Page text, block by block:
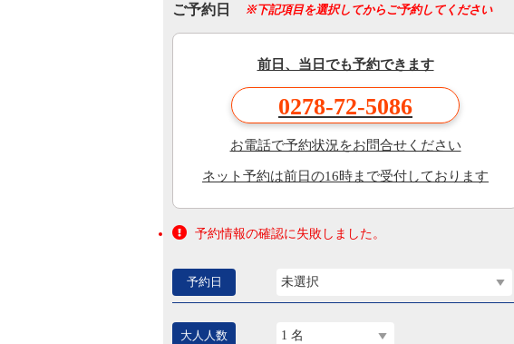
ご予約日 ※下記項目を選択してからご予約してください
前日、当日でも予約できます
0278-72-5086
お電話で予約状況をお問合せください
ネット予約は前日の16時まで受付しております
予約情報の確認に失敗しました。
予約日 未選択
大人人数 1 名